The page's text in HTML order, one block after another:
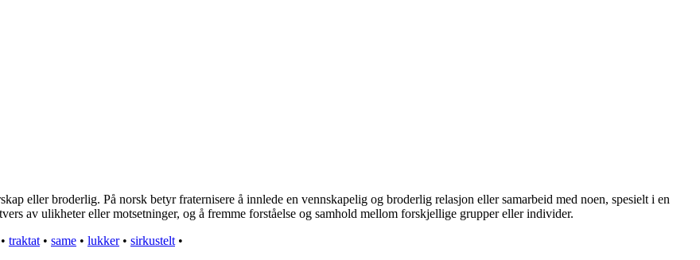
eller broderlig. På norsk betyr fraternisere å innlede en vennskapelig og broderlig relasjon eller samarbeid med noen, spesielt i en
av ulikheter eller motsetninger, og å fremme forståelse og samhold mellom forskjellige grupper eller individer.
• traktat • same • lukker• sirkustelt •